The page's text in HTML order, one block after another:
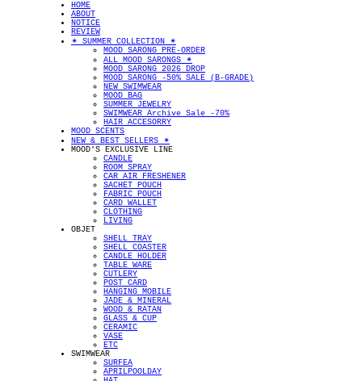
HOME
ABOUT
NOTICE
REVIEW
✴︎ SUMMER COLLECTION ✴︎
MOOD SARONG PRE-ORDER
ALL MOOD SARONGS ✴︎
MOOD SARONG 2026 DROP
MOOD SARONG -50% SALE (B-GRADE)
NEW SWIMWEAR
MOOD BAG
SUMMER JEWELRY
SWIMWEAR Archive Sale -70%
HAIR ACCESORRY
MOOD SCENTS
NEW & BEST SELLERS ✴︎
MOOD'S EXCLUSIVE LINE
CANDLE
ROOM SPRAY
CAR AIR FRESHENER
SACHET POUCH
FABRIC POUCH
CARD WALLET
CLOTHING
LIVING
OBJET
SHELL TRAY
SHELL COASTER
CANDLE HOLDER
TABLE WARE
CUTLERY
POST CARD
HANGING MOBILE
JADE & MINERAL
WOOD & RATAN
GLASS & CUP
CERAMIC
VASE
ETC
SWIMWEAR
SURFEA
APRILPOOLDAY